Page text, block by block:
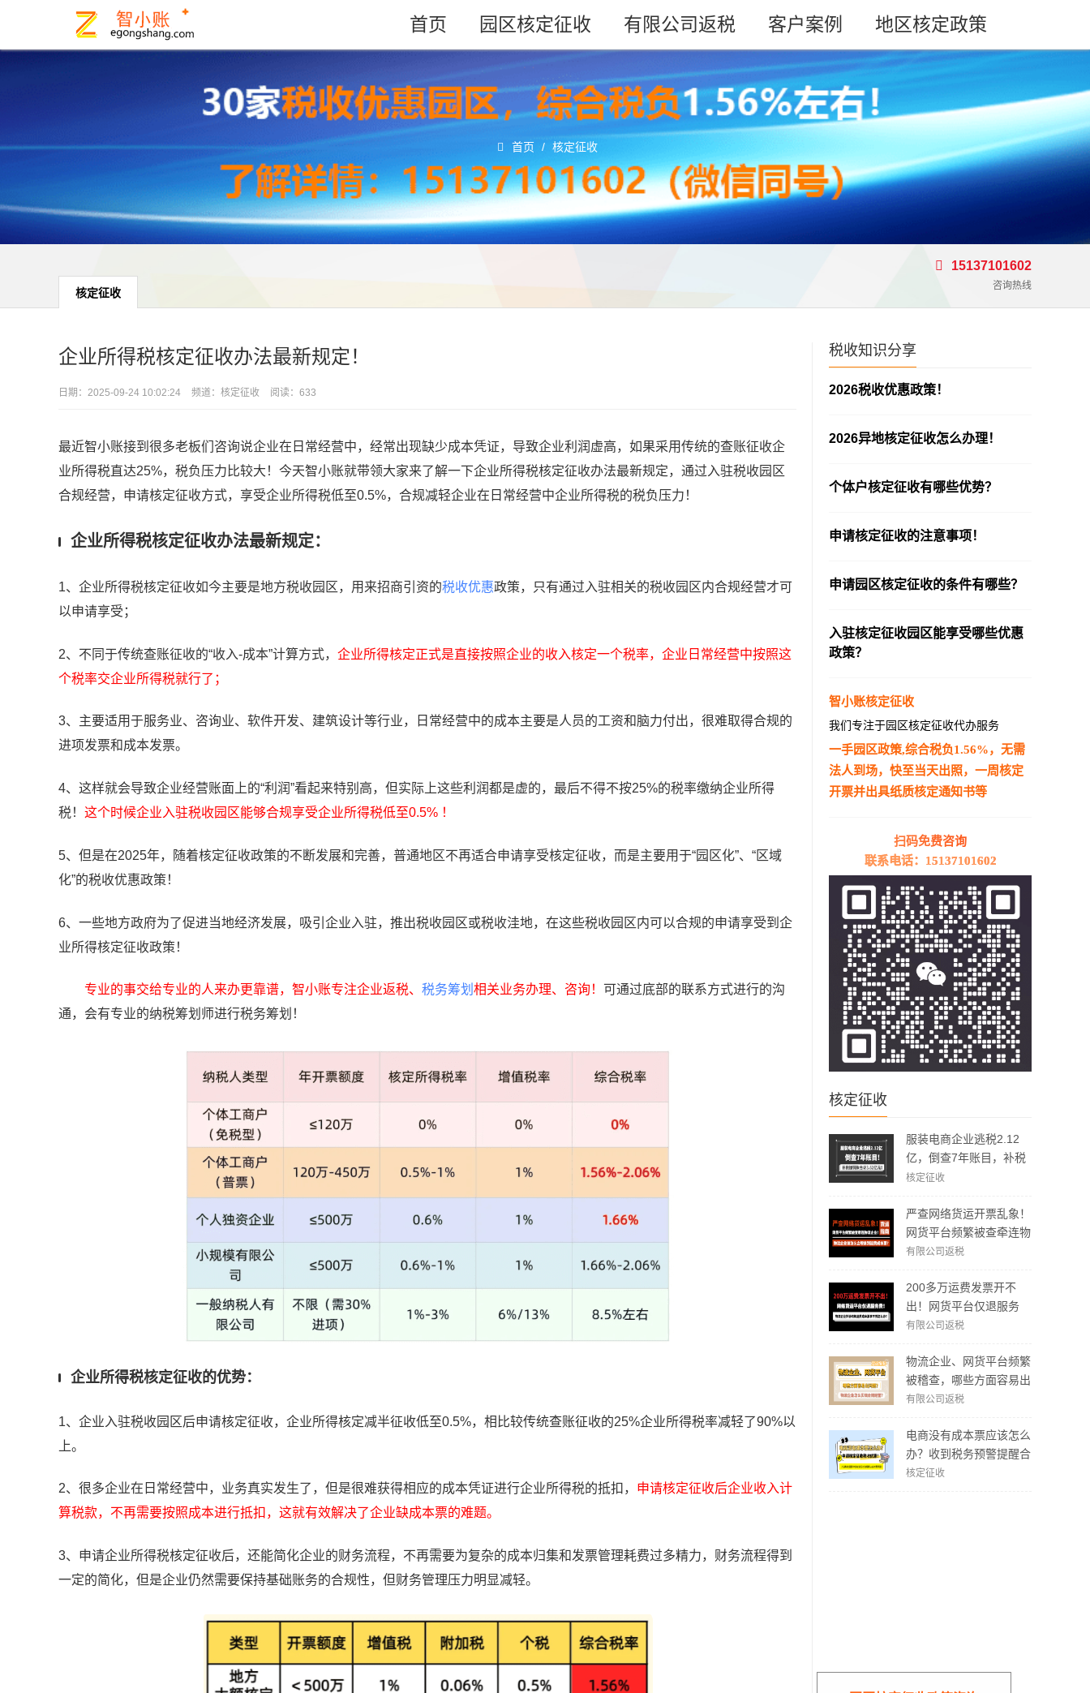
首页 园区核定征收 有限公司返税 客户案例 地区核定政策
首页 / 核定征收
核定征收
15137101602
咨询热线
税收知识分享
2026税收优惠政策！
2026异地核定征收怎么办理！
个体户核定征收有哪些优势？
申请核定征收的注意事项！
申请园区核定征收的条件有哪些？
入驻核定征收园区能享受哪些优惠
政策？
智小账核定征收
我们专注于园区核定征收代办服务
一手园区政策,综合税负1.56%，无需
法人到场，快至当天出照，一周核定
开票并出具纸质核定通知书等
扫码免费咨询
联系电话：15137101602
核定征收
服装电商企业逃税2.12
亿，倒查7年账目，补税
加罚款3.62亿元！
核定征收
严查网络货运开票乱象！
网货平台频繁被查牵连物
流企业！物流企业该怎么
有限公司返税
200多万运费发票开不
出！网货平台仅退服务
费，运费成本拿不到怎么
有限公司返税
物流企业、网货平台频繁
被稽查，哪些方面容易出
现问题？怎么实现合规经
有限公司返税
电商没有成本票应该怎么
办？收到税务预警提醒合
规解决方案！
核定征收
企业所得税核定征收办法最新规定！
日期： 2025-09-24 10:02:24 频道： 核定征收 阅读：633
最近智小账接到很多老板们咨询说企业在日常经营中，经常出现缺少成本凭证，导致企业利润虚高，如果采用传统的查账征收企
业所得税直达25%，税负压力比较大！今天智小账就带领大家来了解一下企业所得税核定征收办法最新规定，通过入驻税收园区
合规经营，申请核定征收方式，享受企业所得税低至0.5%，合规减轻企业在日常经营中企业所得税的税负压力！
企业所得税核定征收办法最新规定：
1、企业所得税核定征收如今主要是地方税收园区，用来招商引资的税收优惠政策，只有通过入驻相关的税收园区内合规经营才可
以申请享受；
2、不同于传统查账征收的“收入-成本”计算方式， 企业所得核定正式是直接按照企业的收入核定一个税率，企业日常经营中按照这
个税率交企业所得税就行了；
3、主要适用于服务业、咨询业、软件开发、建筑设计等行业，日常经营中的成本主要是人员的工资和脑力付出，很难取得合规的
进项发票和成本发票。
4、这样就会导致企业经营账面上的“利润”看起来特别高，但实际上这些利润都是虚的，最后不得不按25%的税率缴纳企业所得
税！ 这个时候企业入驻税收园区能够合规享受企业所得税低至0.5% ！
5、但是在2025年，随着核定征收政策的不断发展和完善，普通地区不再适合申请享受核定征收，而是主要用于“园区化”、“区域
化”的税收优惠政策！
6、一些地方政府为了促进当地经济发展，吸引企业入驻，推出税收园区或税收洼地，在这些税收园区内可以合规的申请享受到企
业所得核定征收政策！
专业的事交给专业的人来办更靠谱，智小账专注企业返税、 税务筹划 相关业务办理、咨询！
可通过底部的联系方式进行的沟
通，会有专业的纳税筹划师进行税务筹划！
企业所得税核定征收的优势：
1、企业入驻税收园区后申请核定征收，企业所得核定减半征收低至0.5%，相比较传统查账征收的25%企业所得税率减轻了90%以
上。
2、很多企业在日常经营中，业务真实发生了，但是很难获得相应的成本凭证进行企业所得税的抵扣， 申请核定征收后企业收入计
算税款，不再需要按照成本进行抵扣，这就有效解决了企业缺成本票的难题。
3、申请企业所得税核定征收后，还能简化企业的财务流程， 不再需要为复杂的成本归集和发票管理耗费过多精力，财务流程得到
一定的简化，但是企业仍然需要保持基础账务的合规性，但财务管理压力明显减轻。